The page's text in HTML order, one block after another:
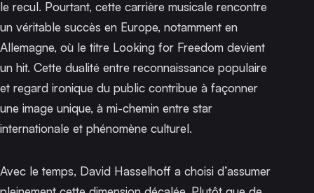
le recul. Pourtant, cette carrière musicale rencontre
un véritable succès en Europe, notamment en
Allemagne, où le titre Looking for Freedom devient
un hit. Cette dualité entre reconnaissance populaire
et regard ironique du public contribue à façonner
une image unique, à mi-chemin entre star
internationale et phénomène culturel.
Avec le temps, David Hasselhoff a choisi d’assumer